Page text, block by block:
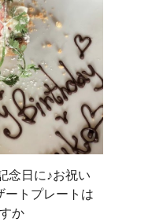
念日に♪お祝い
ートプレートは
か